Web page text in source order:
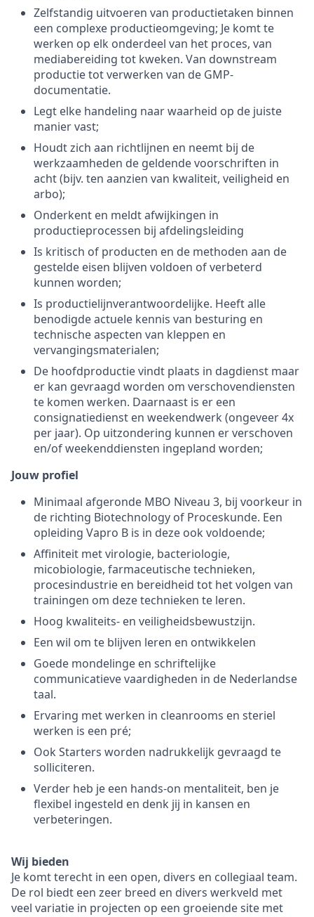
Zelfstandig uitvoeren van productietaken binnen
een complexe productieomgeving; Je komt te
werken op elk onderdeel van het proces, van
mediabereiding tot kweken. Van downstream
productie tot verwerken van de GMP-
documentatie.
Legt elke handeling naar waarheid op de juiste
manier vast;
Houdt zich aan richtlijnen en neemt bij de
werkzaamheden de geldende voorschriften in
acht (bijv. ten aanzien van kwaliteit, veiligheid en
arbo);
Onderkent en meldt afwijkingen in
productieprocessen bij afdelingsleiding
Is kritisch of producten en de methoden aan de
gestelde eisen blijven voldoen of verbeterd
kunnen worden;
Is productielijnverantwoordelijke. Heeft alle
benodigde actuele kennis van besturing en
technische aspecten van kleppen en
vervangingsmaterialen;
De hoofdproductie vindt plaats in dagdienst maar
er kan gevraagd worden om verschovendiensten
te komen werken. Daarnaast is er een
consignatiedienst en weekendwerk (ongeveer 4x
per jaar). Op uitzondering kunnen er verschoven
en/of weekenddiensten ingepland worden;
Jouw profiel
Minimaal afgeronde MBO Niveau 3, bij voorkeur in
de richting Biotechnology of Proceskunde. Een
opleiding Vapro B is in deze ook voldoende;
Affiniteit met virologie, bacteriologie,
micobiologie, farmaceutische technieken,
procesindustrie en bereidheid tot het volgen van
trainingen om deze technieken te leren.
Hoog kwaliteits- en veiligheidsbewustzijn.
Een wil om te blijven leren en ontwikkelen
Goede mondelinge en schriftelijke
communicatieve vaardigheden in de Nederlandse
taal.
Ervaring met werken in cleanrooms en steriel
werken is een pré;
Ook Starters worden nadrukkelijk gevraagd te
solliciteren.
Verder heb je een hands-on mentaliteit, ben je
flexibel ingesteld en denk jij in kansen en
verbeteringen.
Wij bieden
Je komt terecht in een open, divers en collegiaal team.
De rol biedt een zeer breed en divers werkveld met
veel variatie in projecten op een groeiende site met